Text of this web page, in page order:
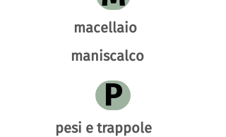
macellaio
maniscalco
P
pesi e trappole